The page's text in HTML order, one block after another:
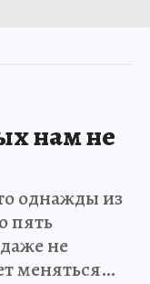
нам не
однажды из
пять
не
меняться…